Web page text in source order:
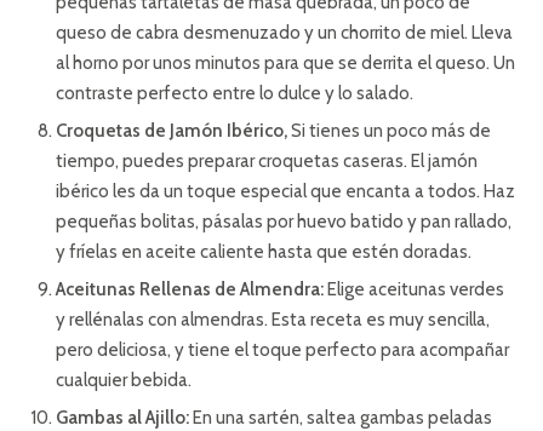
queso de cabra desmenuzado y un chorrito de miel. Lleva
al horno por unos minutos para que se derrita el queso. Un
contraste perfecto entre lo dulce y lo salado.
Croquetas de Jamón Ibérico,Si tienes un poco más de
tiempo, puedes preparar croquetas caseras. El jamón
ibérico les da un toque especial que encanta a todos. Haz
pequeñas bolitas, pásalas por huevo batido y pan rallado,
y fríelas en aceite caliente hasta que estén doradas.
Aceitunas Rellenas de Almendra: Elige aceitunas verdes
y rellénalas con almendras. Esta receta es muy sencilla,
pero deliciosa, y tiene el toque perfecto para acompañar
cualquier bebida.
Gambas al Ajillo: En una sartén, saltea gambas peladas